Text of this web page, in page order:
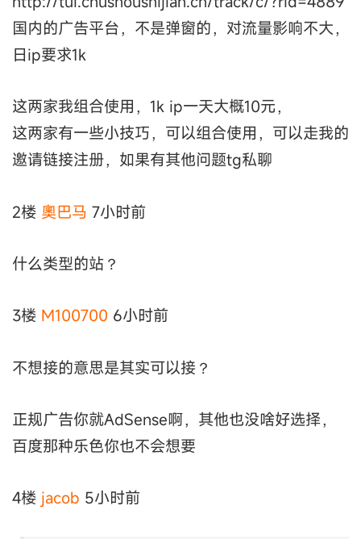
国内的广告平台，不是弹窗的，对流量影响不大，
日ip要求1k
这两家我组合使用，1k ip一天大概10元，
这两家有一些小技巧，可以组合使用，可以走我的
邀请链接注册，如果有其他问题tg私聊
2楼 奧巴马 7小时前
什么类型的站？
3楼 M100700 6小时前
不想接的意思是其实可以接？
正规广告你就AdSense啊，其他也没啥好选择，
百度那种乐色你也不会想要
4楼 jacob 5小时前